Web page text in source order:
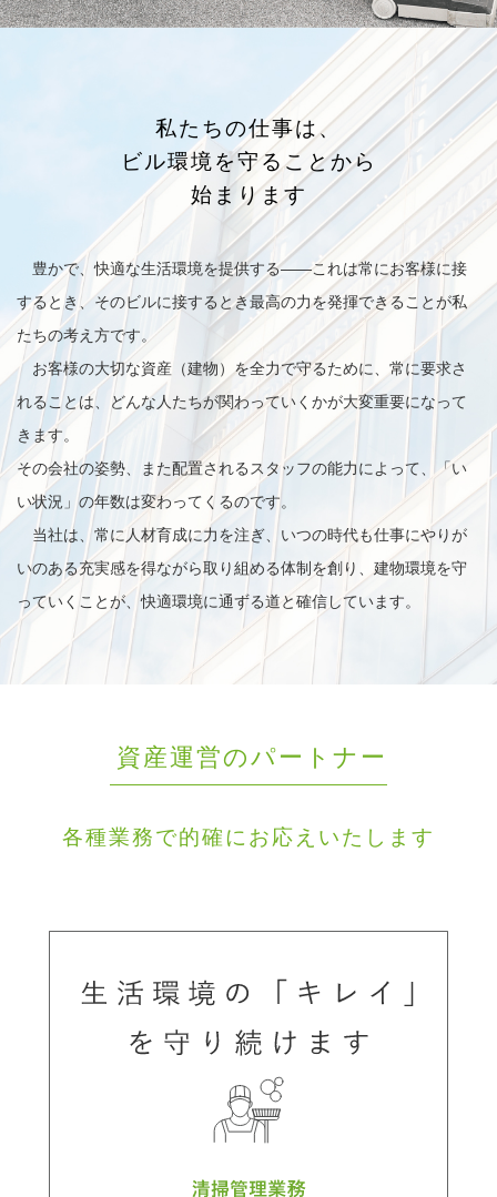
私たちの仕事は、
ビル環境を守ることから
始まります
豊かで、快適な生活環境を提供する——これは常にお客様に接
するとき、そのビルに接するとき最高の力を発揮できることが私
たちの考え方です。
お客様の大切な資産（建物）を全力で守るために、常に要求さ
れることは、どんな人たちが関わっていくかが大変重要になって
きます。
その会社の姿勢、また配置されるスタッフの能力によって、「い
い状況」の年数は変わってくるのです。
当社は、常に人材育成に力を注ぎ、いつの時代も仕事にやりが
いのある充実感を得ながら取り組める体制を創り、建物環境を守
っていくことが、快適環境に通ずる道と確信しています。
資産運営のパートナー
各種業務で的確にお応えいたします